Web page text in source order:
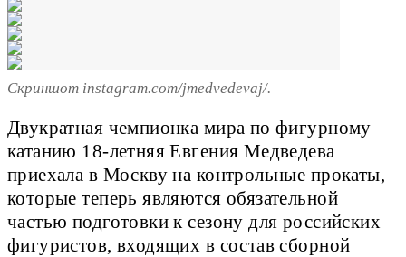
Скриншот instagram.com/jmedvedevaj/.
Двукратная чемпионка мира по фигурному
катанию 18-летняя Евгения Медведева
приехала в Москву на контрольные прокаты,
которые теперь являются обязательной
частью подготовки к сезону для российских
фигуристов, входящих в состав сборной